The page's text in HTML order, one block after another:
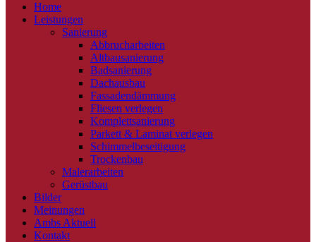
Home
Leistungen
Sanierung
Abbrucharbeiten
Altbausanierung
Badsanierung
Dachausbau
Fassadendämmung
Fliesen verlegen
Komplettsanierung
Parkett & Laminat verlegen
Schimmelbeseitigung
Trockenbau
Malerarbeiten
Gerüstbau
Bilder
Meinungen
Ambs Aktuell
Kontakt